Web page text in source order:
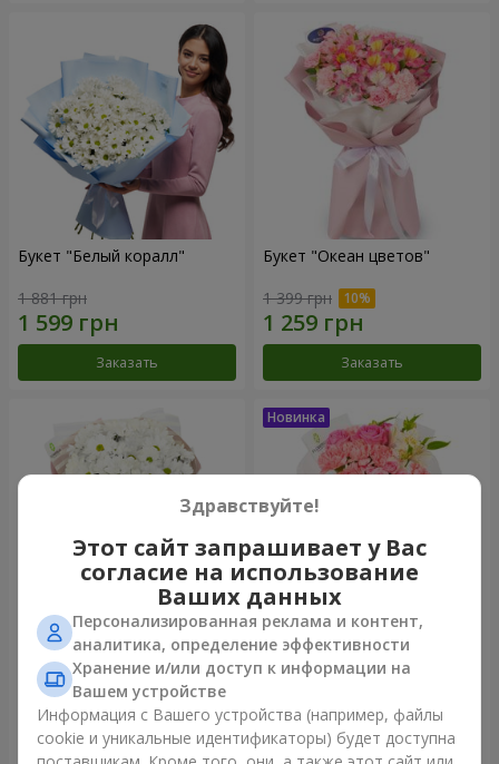
Букет "Белый коралл"
1 881 грн
Заказать
Букет "Океан цветов"
1 399 грн
Заказать
Букет "White happiness"
999 грн
Заказать
Букет "Розовый зефир"
Заказать
Здравствуйте!
Этот сайт запрашивает у Вас
согласие на использование
Ваших данных
Персонализированная реклама и контент,
аналитика, определение эффективности
Хранение и/или доступ к информации на
Вашем устройстве
Информация с Вашего устройства (например, файлы
cookie и уникальные идентификаторы) будет доступна